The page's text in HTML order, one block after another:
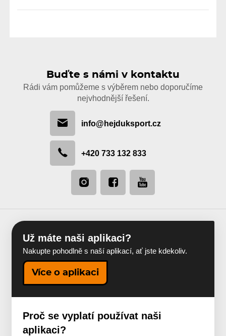
Buďte s námi v kontaktu
Rádi vám pomůžeme s výběrem nebo doporučíme
nejvhodnější řešení.
info@hejduksport.cz
+420 733 132 833
Už máte naši aplikaci?
Nakupte pohodlně s naší aplikací, ať jste kdekoliv.
Více o aplikaci
Proč se vyplatí používat naši
aplikaci?